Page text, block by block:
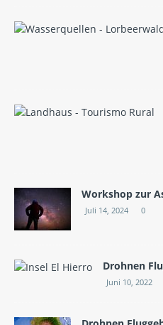
Workshop zur
Juli 14, 2024 0
Drohnen
Juni 10, 2022